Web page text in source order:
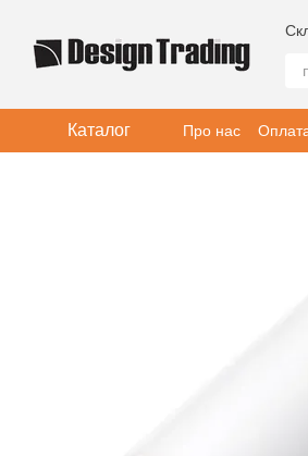
Каталог Про нас